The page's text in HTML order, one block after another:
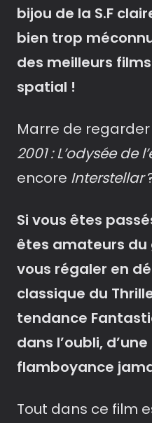
bijou de la S.F
bien trop
des meilleurs
spatial !
Marre de
2001 : L’odysée de
encore Interstellar
Si vous êtes
êtes amateurs du
vous régaler en
classique du
tendance
dans l’oubli,
flamboyance
Tout dans ce film